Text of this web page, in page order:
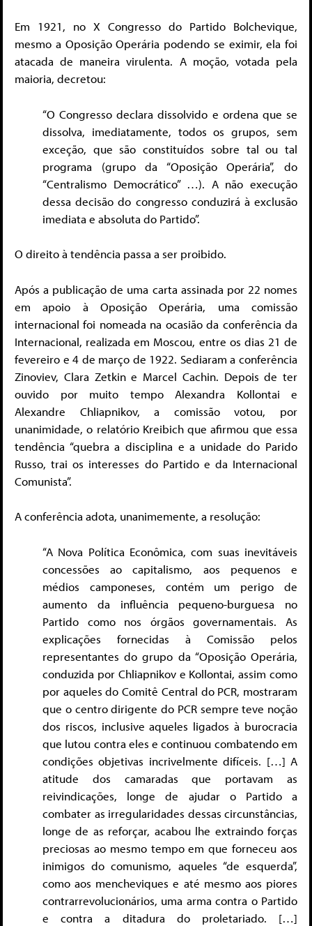
Em 1921, no X Congresso do Partido Bolchevique,
mesmo a Oposição Operária podendo se eximir, ela foi
atacada de maneira virulenta. A moção, votada pela
maioria, decretou:
“O Congresso declara dissolvido e ordena que se
dissolva, imediatamente, todos os grupos, sem
exceção, que são constituídos sobre tal ou tal
programa (grupo da “Oposição Operária”, do
“Centralismo Democrático” …). A não execução
dessa decisão do congresso conduzirá à exclusão
imediata e absoluta do Partido”.
O direito à tendência passa a ser proibido.
Após a publicação de uma carta assinada por 22 nomes
em apoio à Oposição Operária, uma comissão
internacional foi nomeada na ocasião da conferência da
Internacional, realizada em Moscou, entre os dias 21 de
fevereiro e 4 de março de 1922. Sediaram a conferência
Zinoviev, Clara Zetkin e Marcel Cachin. Depois de ter
ouvido por muito tempo Alexandra Kollontai e
Alexandre Chliapnikov, a comissão votou, por
unanimidade, o relatório Kreibich que afirmou que essa
tendência “quebra a disciplina e a unidade do Parido
Russo, trai os interesses do Partido e da Internacional
Comunista”.
A conferência adota, unanimemente, a resolução:
“A Nova Política Econômica, com suas inevitáveis
concessões ao capitalismo, aos pequenos e
médios camponeses, contém um perigo de
aumento da influência pequeno-burguesa no
Partido como nos órgãos governamentais. As
explicações fornecidas à Comissão pelos
representantes do grupo da “Oposição Operária,
conduzida por Chliapnikov e Kollontai, assim como
por aqueles do Comitê Central do PCR, mostraram
que o centro dirigente do PCR sempre teve noção
dos riscos, inclusive aqueles ligados à burocracia
que lutou contra eles e continuou combatendo em
condições objetivas incrivelmente difíceis. […] A
atitude dos camaradas que portavam as
reivindicações, longe de ajudar o Partido a
combater as irregularidades dessas circunstâncias,
longe de as reforçar, acabou lhe extraindo forças
preciosas ao mesmo tempo em que forneceu aos
inimigos do comunismo, aqueles “de esquerda”,
como aos mencheviques e até mesmo aos piores
contrarrevolucionários, uma arma contra o Partido
e contra a ditadura do proletariado. […]